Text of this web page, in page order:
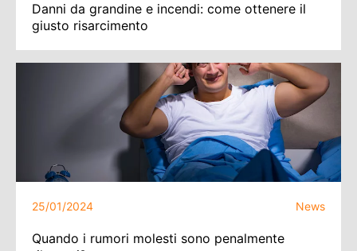
Danni da grandine e incendi: come ottenere il
giusto risarcimento
25/01/2024 News
Quando i rumori molesti sono penalmente